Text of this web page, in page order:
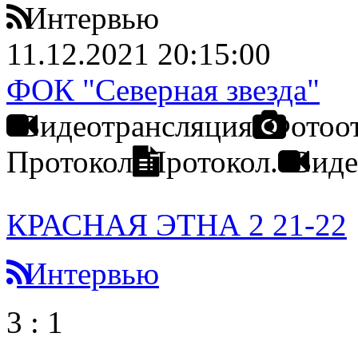
Интервью
11.12.2021 20:15:00
ФОК "Северная звезда"
Видеотрансляция
Протокол Протокол.
КРАСНАЯ ЭТНА 2 21-22
Интервью
3 : 1